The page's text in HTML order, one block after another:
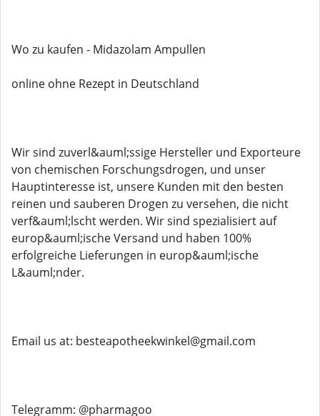
Wo zu kaufen - Midazolam Ampullen
online ohne Rezept in Deutschland
Wir sind zuverl&auml;ssige Hersteller und Exporteure
von chemischen Forschungsdrogen, und unser
Hauptinteresse ist, unsere Kunden mit den besten
reinen und sauberen Drogen zu versehen, die nicht
verf&auml;lscht werden. Wir sind spezialisiert auf
europ&auml;ische Versand und haben 100%
erfolgreiche Lieferungen in europ&auml;ische
L&auml;nder.
Email us at: besteapotheekwinkel@gmail.com
Telegramm: @pharmagoo